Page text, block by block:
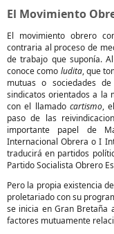
El Movimiento
El movimiento obrero
contraria al proceso de
de trabajo que suponía.
conoce como ludita, que
mutuas o sociedades
sindicatos orientados a la
con el llamado cartismo,
paso de las
importante papel de
Internacional Obrera o I
traducirá en partidos
Partido Socialista Obrero
Pero la propia existencia
proletariado con su
se inicia en Gran Bretaña
factores mutuamente